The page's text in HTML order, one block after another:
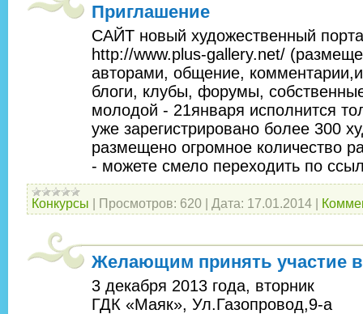
Приглашение
САЙТ новый художественный
http://www.plus-gallery.net/
авторами, общение,
блоги, клубы, форумы,
молодой - 21января исполнится
уже зарегистрировано более 300
размещено огромное количество
- можете смело переходить по
Конкурсы Просмотров: 620 Дата: 17.01.2014
Желающим принять участие
3 декабря 2013 года, вторник
ГДК «Маяк», Ул.Газопровод,9-а